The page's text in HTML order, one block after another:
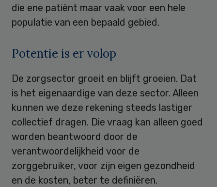
die ene patiënt maar vaak voor een hele
populatie van een bepaald gebied.
Potentie is er volop
De zorgsector groeit en blijft groeien. Dat
is het eigenaardige van deze sector. Alleen
kunnen we deze rekening steeds lastiger
collectief dragen. Die vraag kan alleen goed
worden beantwoord door de
verantwoordelijkheid voor de
zorggebruiker, voor zijn eigen gezondheid
en de kosten, beter te definiëren.